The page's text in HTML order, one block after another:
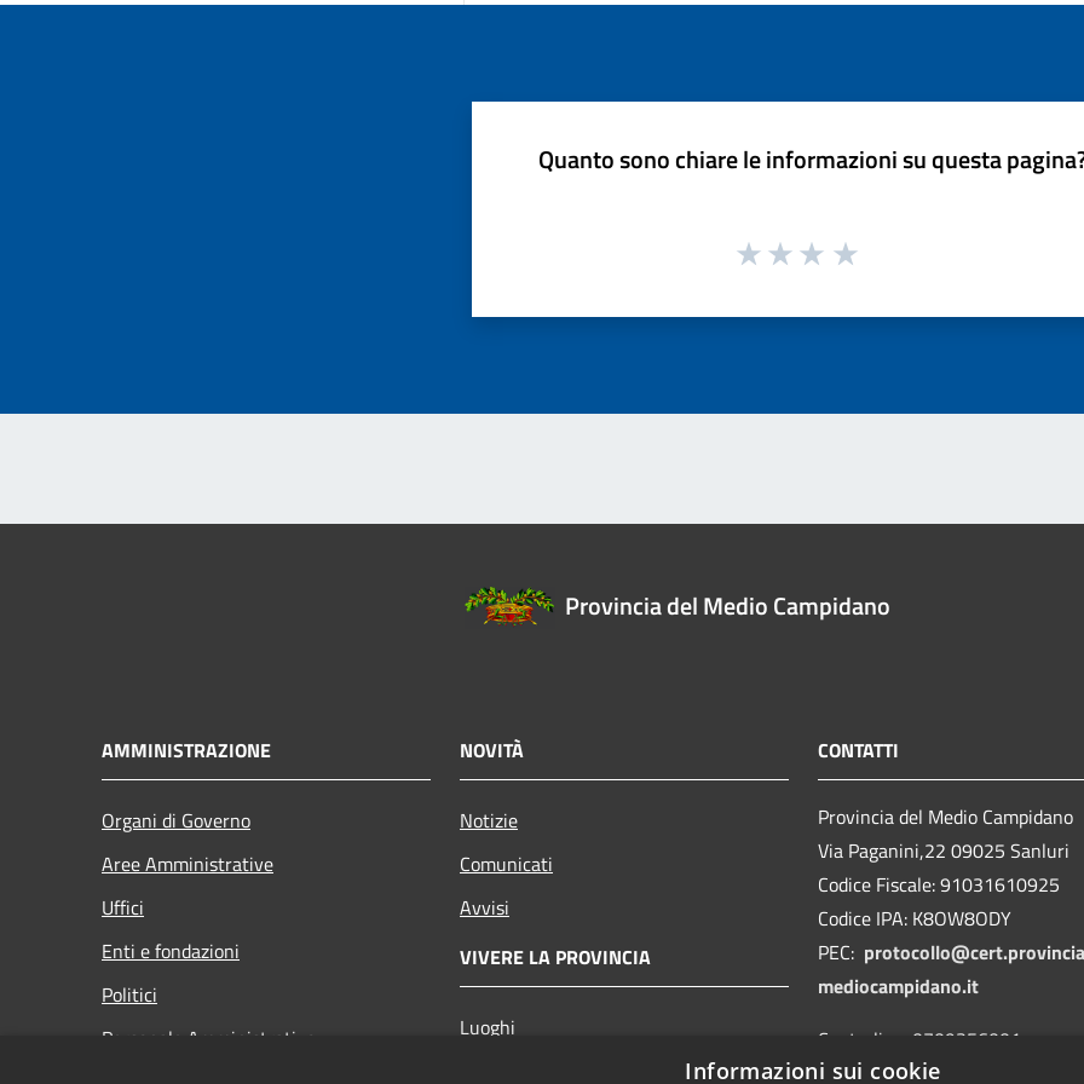
Quanto sono chiare le informazioni su questa
Provincia del Medio Campidano
AMMINISTRAZIONE
Organi di Governo
Aree Amministrative
Uffici
Enti e fondazioni
Politici
Personale Amministrativo
NOVITÀ
Notizie
Comunicati
Avvisi
VIVERE LA PROVINCIA
Luoghi
CONTATTI
Provincia del Medio Campidano
Via Paganini,22 09025 Sanluri
Codice Fiscale: 91031610925
Codice IPA: K8OW8ODY
PEC:
mediocampidano.it
Centralino: 0709356001
Informazioni sui cookie